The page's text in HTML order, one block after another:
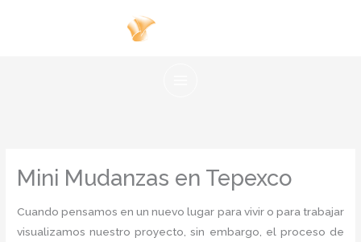
Mini Mudanzas en Tepexco
Cuando pensamos en un nuevo lugar para vivir o para trabajar
visualizamos nuestro proyecto, sin embargo, el proceso de